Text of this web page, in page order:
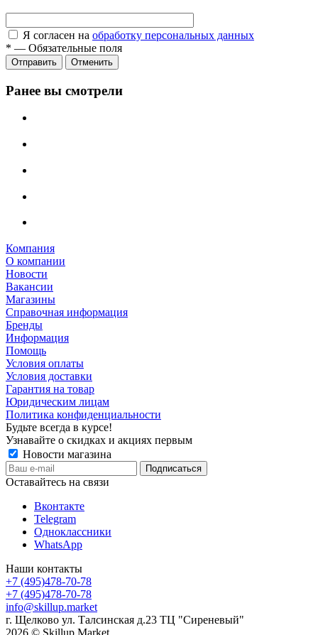
Я согласен на обработку персональных данных
* — Обязательные поля
Отправить Отменить
Ранее вы смотрели
Компания
О компании
Новости
Вакансии
Магазины
Справочная информация
Бренды
Информация
Помощь
Условия оплаты
Условия доставки
Гарантия на товар
Юридическим лицам
Политика конфиденциальности
Будьте всегда в курсе!
Узнавайте о скидках и акциях первым
Новости магазина
Оставайтесь на связи
Вконтакте
Telegram
Одноклассники
WhatsApp
Наши контакты
+7 (495)478-70-78
+7 (495)478-70-78
info@skillup.market
г. Щелково ул. Талсинская д.23 ТЦ "Сиреневый"
2026 © Skillup Market.